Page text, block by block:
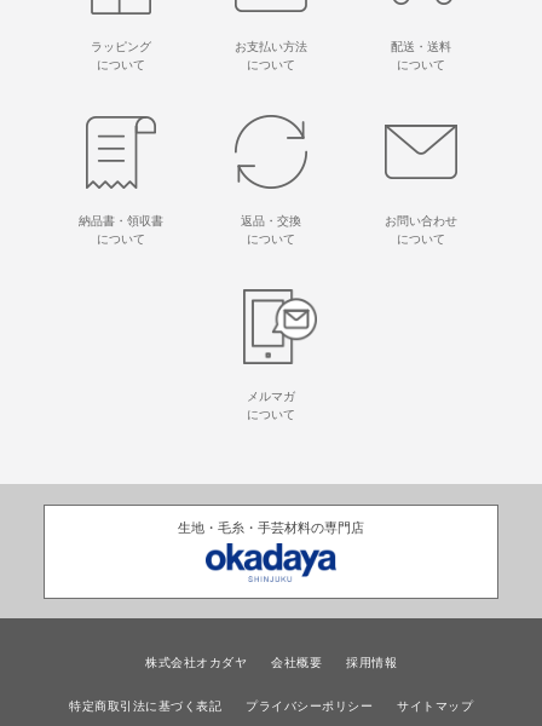
ラッピング
について
お支払い方法
について
配送・送料
について
納品書・領収書
について
返品・交換
について
お問い合わせ
について
メルマガ
について
生地・毛糸・手芸材料の専門店
株式会社オカダヤ 会社概要 採用情報
特定商取引法に基づく表記 プライバシーポリシー サイトマップ